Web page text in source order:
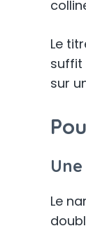
Le
suffit
sur
Le